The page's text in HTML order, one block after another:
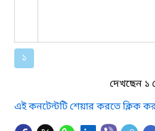
১
দেখছেন ১
এই কনটেন্টটি শেয়ার করতে ক্লিক